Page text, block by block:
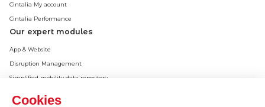
Cintalia My account
Cintalia Performance
Our expert modules
App & Website
Disruption Management
Simplified mobility data repository
Case study
Cookies